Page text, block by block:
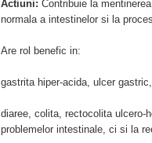
Actiuni: Contribuie la
normala a intestinelor si la
Are rol benefic in:
gastrita hiper-acida, ulcer gastric,
diaree, colita, rectocolita ulcero-
problemelor intestinale, ci si la